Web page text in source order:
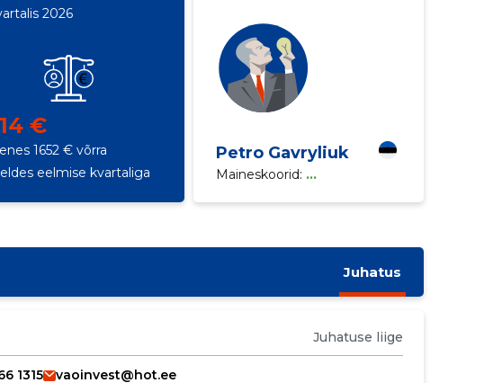
2026
€
1652 € võrra
eelmise kvartaliga
Petro Gavryliuk
Maineskoorid: ...
Juhatus
Juhatuse liige
1315 vaoinvest@hot.ee